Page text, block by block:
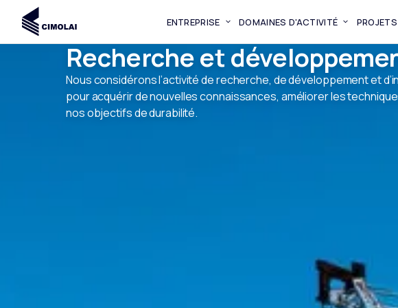
ENTREPRISE DOMAINES D'ACTIVITÉ PROJETS
Recherche et
Nous considérons l’activité de recherche, de développement et
pour acquérir de nouvelles connaissances, améliorer les
nos objectifs de durabilité.